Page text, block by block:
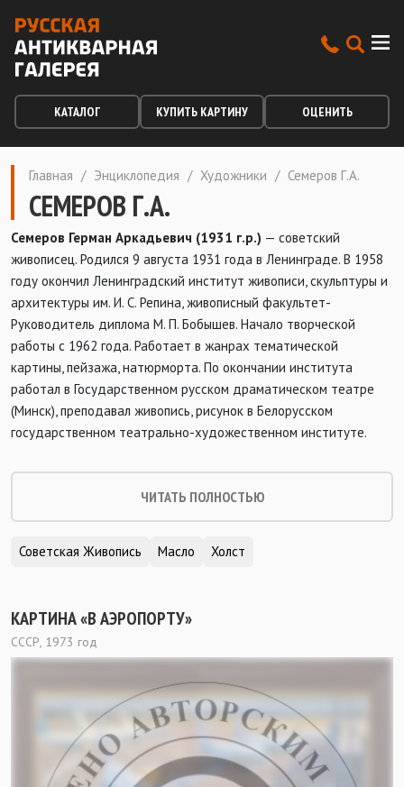
КАТАЛОГ КУПИТЬ КАРТИНУ ОЦЕНИТЬ
Главная / Энциклопедия / Художники / Семеров Г.А.
СЕМЕРОВ Г.А.
Семеров Герман Аркадьевич (1931 г.р.) — советский
живописец. Родился 9 августа 1931 года в Ленинграде. В 1958
году окончил Ленинградский институт живописи, скульптуры и
архитектуры им. И. С. Репина, живописный факультет-
Руководитель диплома М. П. Бобышев. Начало творческой
работы с 1962 года. Работает в жанрах тематической
картины, пейзажа, натюрморта. По окончании института
работал в Государственном русском драматическом театре
(Минск), преподавал живопись, рисунок в Белорусском
государственном театрально-художественном институте.
ЧИТАТЬ ПОЛНОСТЬЮ
Советская Живопись Масло Холст
КАРТИНА «В АЭРОПОРТУ»
СССР, 1973 год